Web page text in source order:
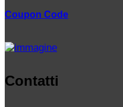
Coupon Code
Contatti